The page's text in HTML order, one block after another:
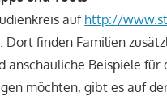
auf http://
finden Familien
anschauliche Beispiele für
möchten, gibt es auf